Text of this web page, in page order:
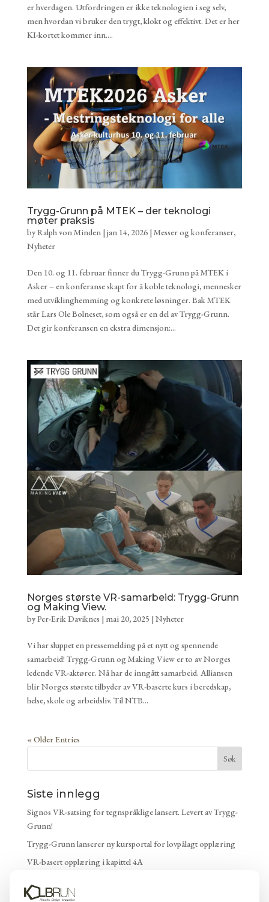
er hverdagen. Utfordringen er ikke teknologien i seg selv,
men hvordan vi bruker den trygt, klokt og effektivt. Det er her
KI-kortet kommer inn....
Trygg-Grunn på MTEK – der teknologi
møter praksis
byRalph von Minden| jan 14, 2026| Messer og konferanser,
Nyheter
Den 10. og 11. februar finner du Trygg-Grunn på MTEK i
Asker – en konferanse skapt for å koble teknologi, mennesker
med utviklinghemming og konkrete løsninger. Bak MTEK
står Lars Ole Bolneset, som også er en del av Trygg-Grunn.
Det gir konferansen en ekstra dimensjon:...
Norges største VR-samarbeid: Trygg-Grunn
og Making View.
byPer-Erik Daviknes | mai 20, 2025 | Nyheter
Vi har sluppet en pressemelding på et nytt og spennende
samarbeid! Trygg-Grunn og Making View er to av Norges
ledende VR-aktører. Nå har de inngått samarbeid. Alliansen
blir Norges største tilbyder av VR-baserte kurs i beredskap,
helse, skole og arbeidsliv. Til NTB...
« Older Entries
Siste innlegg
Signos VR-satsing for tegnspråklige lansert. Levert av Trygg-
Grunn!
Trygg-Grunn lanserer ny kursportal for lovpålagt opplæring
VR-basert opplæring i kapittel 4A
dokumentasjonen som beviser det.